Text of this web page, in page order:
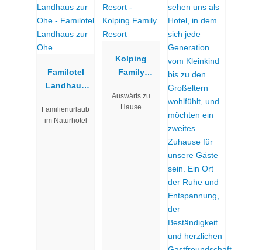
Familotel
Landhaus
Familienurlaub
im Naturhotel
Kolping
Family
Auswärts zu
Hause